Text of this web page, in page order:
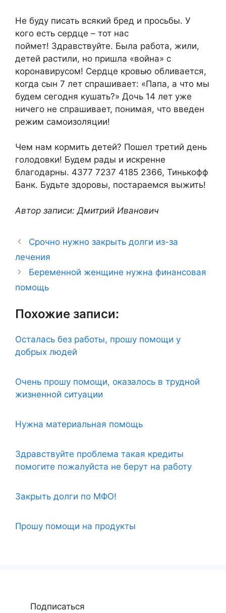
Не буду писать всякий бред и просьбы. У
кого есть сердце – тот нас
поймет! Здравствуйте. Была работа, жили,
детей растили, но пришла «война» с
коронавирусом! Сердце кровью обливается,
когда сын 7 лет спрашивает: «Папа, а что мы
будем сегодня кушать?» Дочь 14 лет уже
ничего не спрашивает, понимая, что введен
режим самоизоляции!
Чем нам кормить детей? Пошел третий день
голодовки! Будем рады и искренне
благодарны. 4377 7237 4185 2366, Тинькофф
Банк. Будьте здоровы, постараемся выжить!
Автор записи: Дмитрий Иванович
Срочно нужно закрыть долги из-за
лечения
Беременной женщине нужна финансовая
помощь
Похожие записи:
Осталась без работы, прошу помощи у
добрых людей
Очень прошу помощи, оказалось в трудной
жизненной ситуации
Нужна материальная помощь
Здравствуйте проблема такая кредиты
помогите пожалуйста не берут на работу
Закрыть долги по МФО!
Прошу помощи на продукты
Подписаться